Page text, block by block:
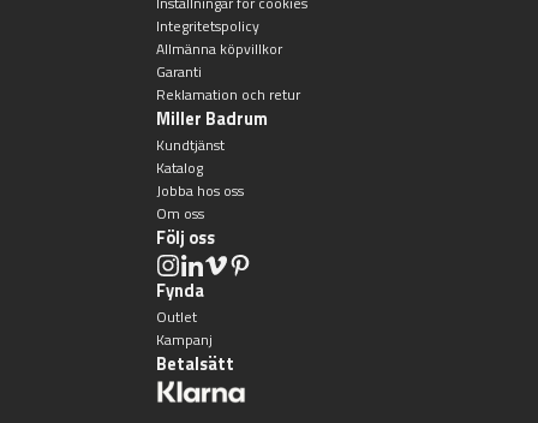
Integritetspolicy
Allmänna köpvillkor
Garanti
Reklamation och retur
Miller Badrum
Kundtjänst
Katalog
Jobba hos oss
Om oss
Följ oss
Fynda
Outlet
Kampanj
Betalsätt